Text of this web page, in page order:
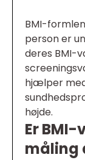
BMI-
person er
deres BMI-
hjælper
højde.
Er
måling